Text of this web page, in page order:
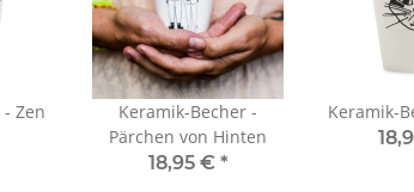
Zen
Keramik-Becher -
Pärchen von Hinten
18,95 € *
Keramik-